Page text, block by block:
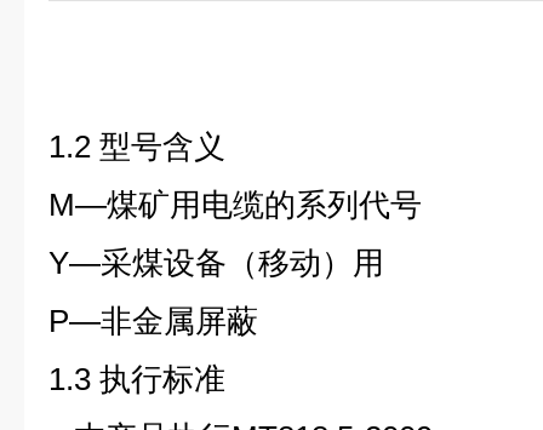
1.2 型号含义
M—煤矿用电缆的系列代号
Y—采煤设备（移动）用
P—非金属屏蔽
1.3 执行标准